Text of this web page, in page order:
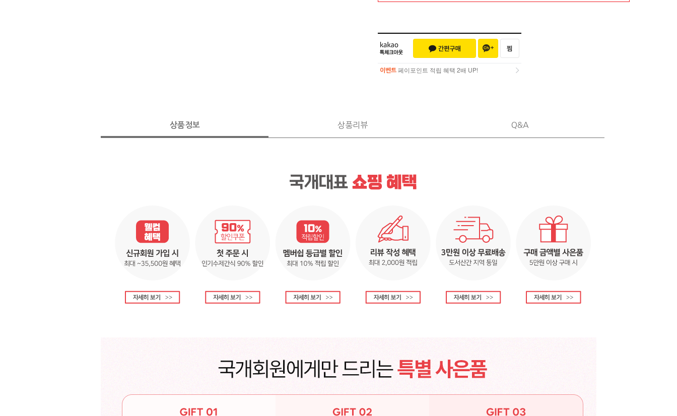
이벤트 페이포인트 적립 혜택 2배 UP!
상품정보 상품리뷰 Q&A